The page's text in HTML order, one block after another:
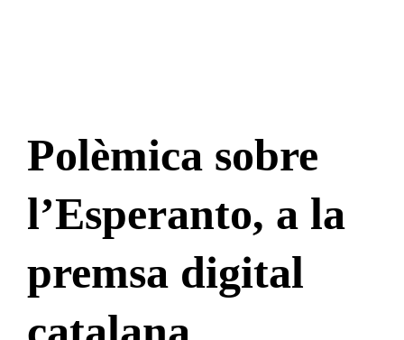
Polèmica sobre
l’Esperanto, a la
premsa digital